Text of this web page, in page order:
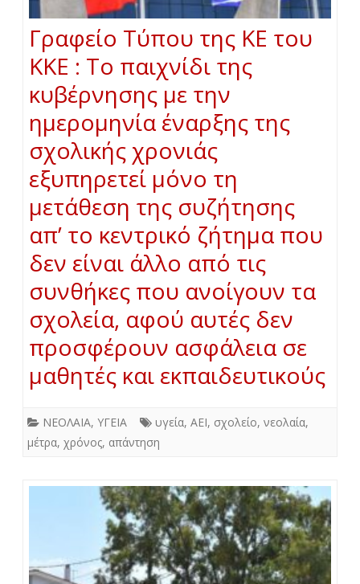
Γραφείο Τύπου της ΚΕ του
ΚΚΕ : Το παιχνίδι της
κυβέρνησης με την
ημερομηνία έναρξης της
σχολικής χρονιάς
εξυπηρετεί μόνο τη
μετάθεση της συζήτησης
απ’ το κεντρικό ζήτημα που
δεν είναι άλλο από τις
συνθήκες που ανοίγουν τα
σχολεία, αφού αυτές δεν
προσφέρουν ασφάλεια σε
μαθητές και εκπαιδευτικούς
ΝΕΟΛΑΙΑ, ΥΓΕΙΑ υγεία, ΑΕΙ, σχολείο, νεολαία,
μέτρα, χρόνος, απάντηση